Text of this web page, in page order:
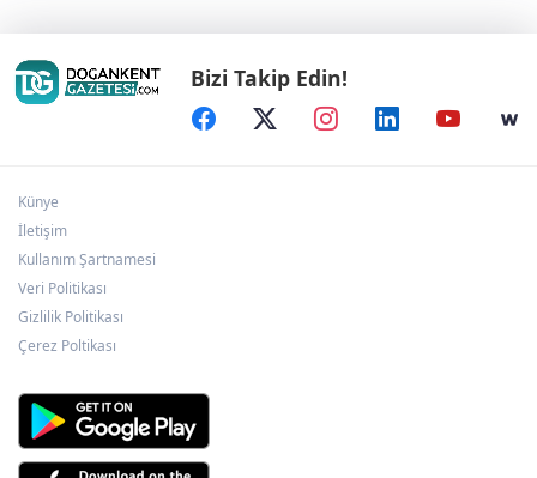
Bizi Takip Edin!
Künye
İletişim
Kullanım Şartnamesi
Veri Politikası
Gizlilik Politikası
Çerez Poltikası